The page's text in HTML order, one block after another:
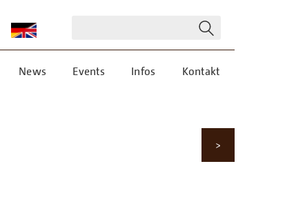
News Events Infos Kontakt
>